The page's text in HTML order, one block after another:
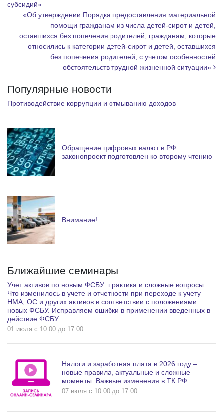
субсидий»
«Об утверждении Порядка предоставления материальной
помощи гражданам из числа детей-сирот и детей,
оставшихся без попечения родителей, гражданам, которые
относились к категории детей-сирот и детей, оставшихся
без попечения родителей, с учетом особенностей
обстоятельств трудной жизненной ситуации»
Популярные новости
Противодействие коррупции и отмыванию доходов
Обращение цифровых валют в РФ:
законопроект подготовлен ко второму чтению
Внимание!
Ближайшие семинары
Учет активов по новым ФСБУ: практика и сложные вопросы.
Что изменилось в учете и отчетности при переходе к учету
НМА, ОС и других активов в соответствии с положениями
новых ФСБУ. Исправляем ошибки в применении введенных в
действие ФСБУ
01 июля c 10:00 до 17:00
Налоги и заработная плата в 2026 году –
новые правила, актуальные и сложные
моменты. Важные изменения в ТК РФ
07 июля c 10:00 до 17:00